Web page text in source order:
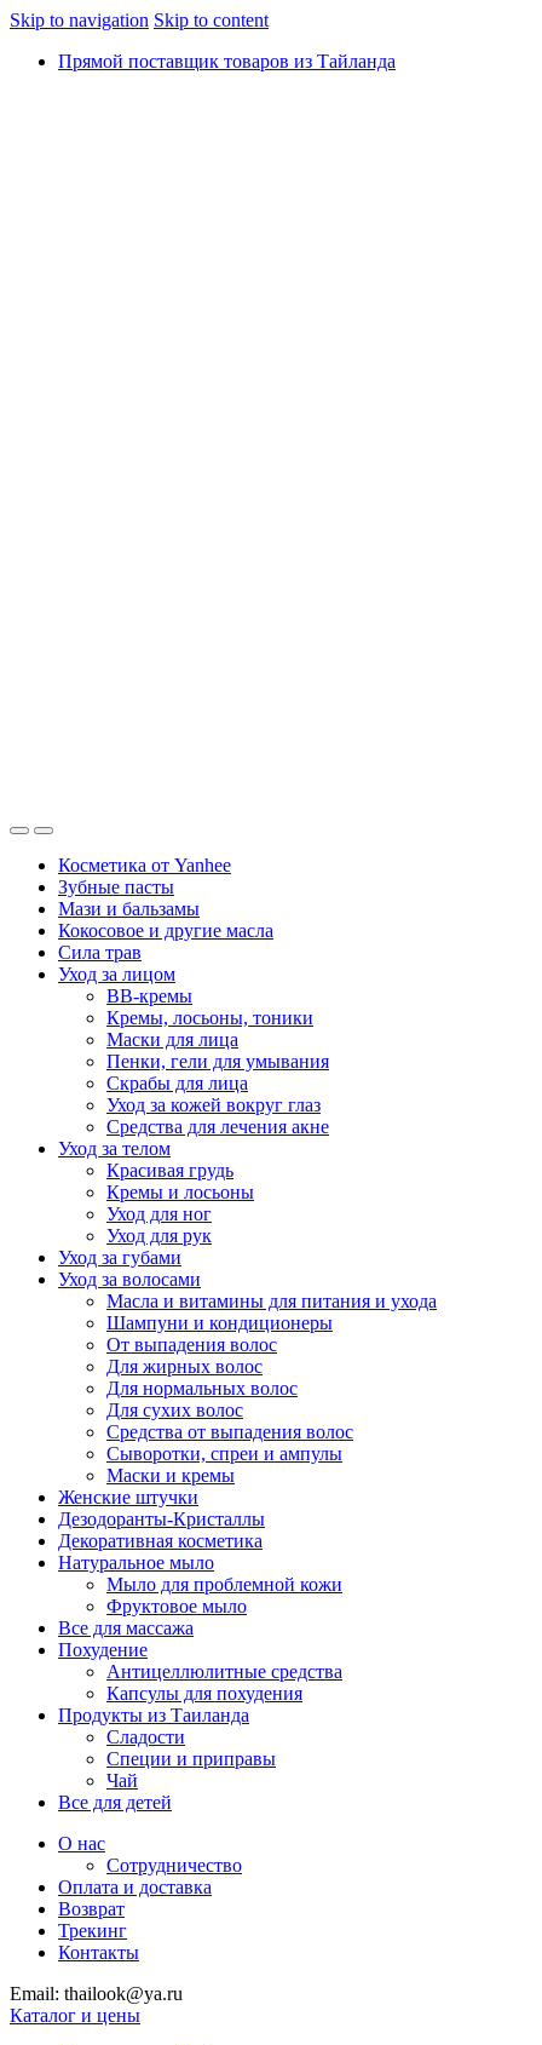
Skip to navigation Skip to content
Прямой поставщик товаров из Тайланда
Косметика от Yanhee
Зубные пасты
Мази и бальзамы
Кокосовое и другие масла
Сила трав
Уход за лицом
BB-кремы
Кремы, лосьоны, тоники
Маски для лица
Пенки, гели для умывания
Скрабы для лица
Уход за кожей вокруг глаз
Средства для лечения акне
Уход за телом
Красивая грудь
Кремы и лосьоны
Уход для ног
Уход для рук
Уход за губами
Уход за волосами
Масла и витамины для питания и ухода
Шампуни и кондиционеры
От выпадения волос
Для жирных волос
Для нормальных волос
Для сухих волос
Средства от выпадения волос
Сыворотки, спреи и ампулы
Маски и кремы
Женские штучки
Дезодоранты-Кристаллы
Декоративная косметика
Натуральное мыло
Мыло для проблемной кожи
Фруктовое мыло
Все для массажа
Похудение
Антицеллюлитные средства
Капсулы для похудения
Продукты из Таиланда
Сладости
Специи и приправы
Чай
Все для детей
О нас
Сотрудничество
Оплата и доставка
Возврат
Трекинг
Контакты
Email: thailook@ya.ru
Каталог и цены